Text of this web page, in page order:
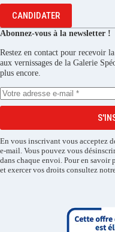
CANDIDATER
Abonnez-vous à la newsletter !
Restez en contact pour recevoir
aux vernissages de la Galerie
plus encore.
En vous inscrivant vous acceptez
e-mail. Vous pouvez vous
dans chaque envoi. Pour en savoir
et exercer vos droits consultez